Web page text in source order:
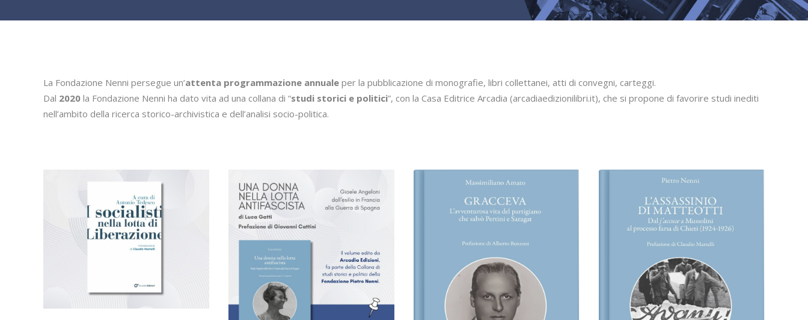
La Fondazione Nenni persegue un’attenta programmazione annuale per la pubblicazione di monografie, libri collettanei, atti di convegni, carteggi.
Dal 2020 la Fondazione Nenni ha dato vita ad una collana di “studi storici e politici”, con la Casa Editrice Arcadia (arcadiaedizionilibri.it), che si propone di favorire studi inediti
nell’ambito della ricerca storico-archivistica e dell’analisi socio-politica.